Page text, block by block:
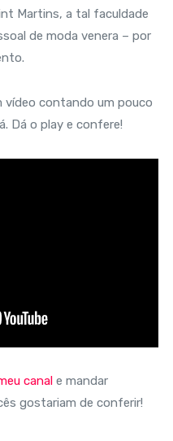
Martins, a tal faculdade
de moda venera – por
vídeo contando um pouco
Dá o play e confere!
canale mandar
gostariam de conferir!